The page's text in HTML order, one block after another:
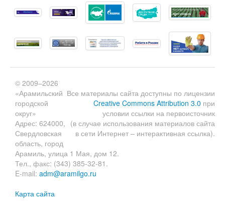
Все материалы сайта доступны по лицензии
Creative Commons Attribution 3.0 при
условии ссылки на первоисточник
(в случае использования материалов сайта
в сети Интернет – интерактивная ссылка).
© 2009–2026
«Арамильский
городской
округ»
Адрес: 624000,
Свердловская
область, город
Арамиль, улица 1 Мая, дом 12.
Тел., факс: (343) 385-32-81.
E-mail: adm@aramilgo.ru
Карта сайта